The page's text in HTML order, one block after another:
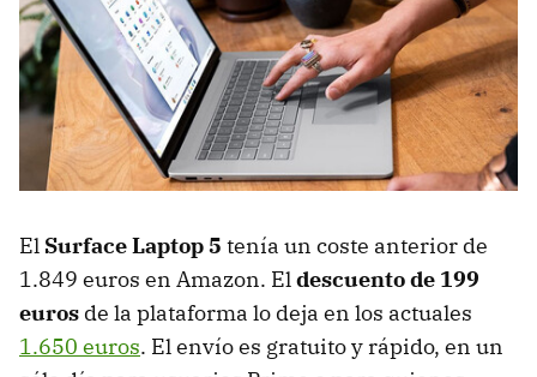
El Surface Laptop 5 tenía un coste anterior de
1.849 euros en Amazon. Eldescuento de 199
euros de la plataforma lo deja en los actuales
1.650 euros. El envío es gratuito y rápido, en un